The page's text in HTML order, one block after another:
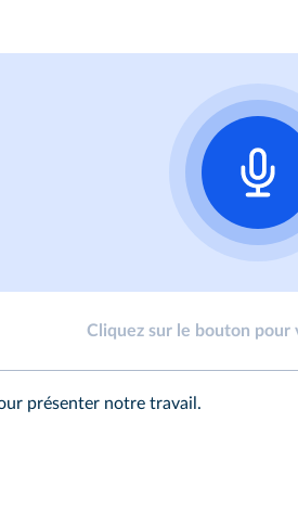
Cliquez sur le bouton pour
présenter notre travail.